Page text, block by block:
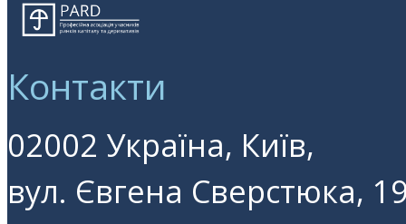
Контакти
02002 Україна, Київ,
вул. Євгена Сверстюка,